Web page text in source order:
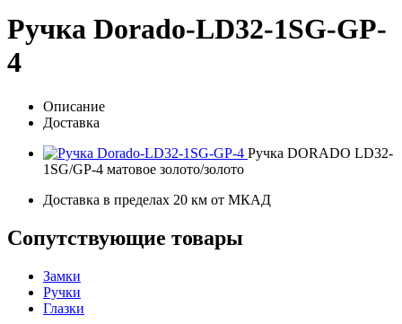
Ручка Dorado-LD32-1SG-GP-
4
Описание
Доставка
Ручка DORADO LD32-
1SG/GP-4 матовое золото/золото
Доставка в пределах 20 км от МКАД
Сопутствующие товары
Замки
Ручки
Глазки